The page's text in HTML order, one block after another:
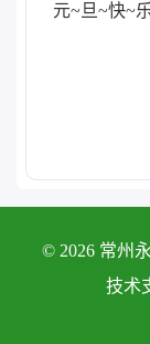
元~旦~快~
© 2026 常州
技术